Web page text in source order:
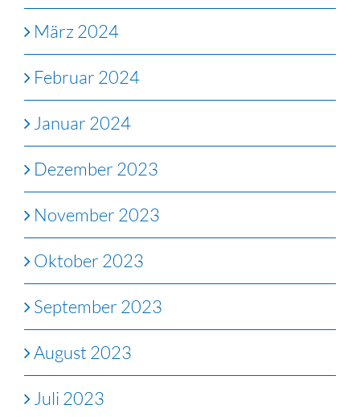
März 2024
Februar 2024
Januar 2024
Dezember 2023
November 2023
Oktober 2023
September 2023
August 2023
Juli 2023